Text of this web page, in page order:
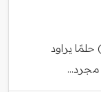
تعد جامعة ستانفورد (Stanford University) حلمًا يراود
مجرد...